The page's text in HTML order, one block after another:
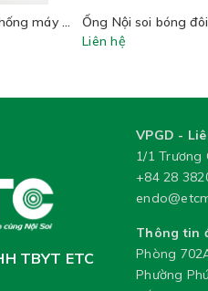
𝐄𝐋𝐔𝐗𝐄𝐎 𝟖𝟎𝟎𝟎 - Hệ thống máy nội soi mới nhất của FUJIFILM
Ống Nội soi bóng đôi
Liên hệ
TBYT ETC
VPGD -
1/1 Trương
+84 28
Thông tin
Phòng
Phường